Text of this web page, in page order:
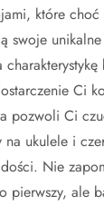
które
swoje
Ci
pozwoli Ci
na ukulele i
Nie
pierwszy, ale